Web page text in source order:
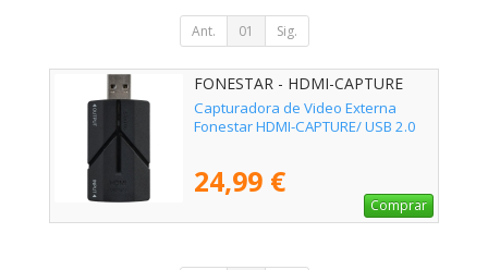
Ant. 01 Sig.
FONESTAR - HDMI-CAPTURE
Capturadora de Video Externa
Fonestar HDMI-CAPTURE/ USB 2.0
24,99 €
Comprar